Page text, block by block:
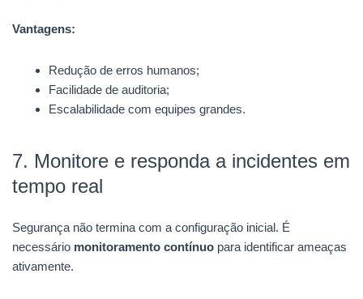
Vantagens:
Redução de erros humanos;
Facilidade de auditoria;
Escalabilidade com equipes grandes.
7. Monitore e responda a incidentes em
tempo real
Segurança não termina com a configuração inicial. É
necessário monitoramento contínuo para identificar ameaças
ativamente.